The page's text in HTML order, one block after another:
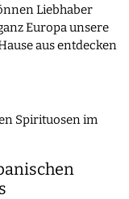
Liebhaber
Europa unsere
aus entdecken